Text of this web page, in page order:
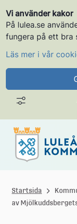
Vi använder kakor
På lulea.se
fungera på ett bra
Läs mer i vår
u
l
Startsida
av